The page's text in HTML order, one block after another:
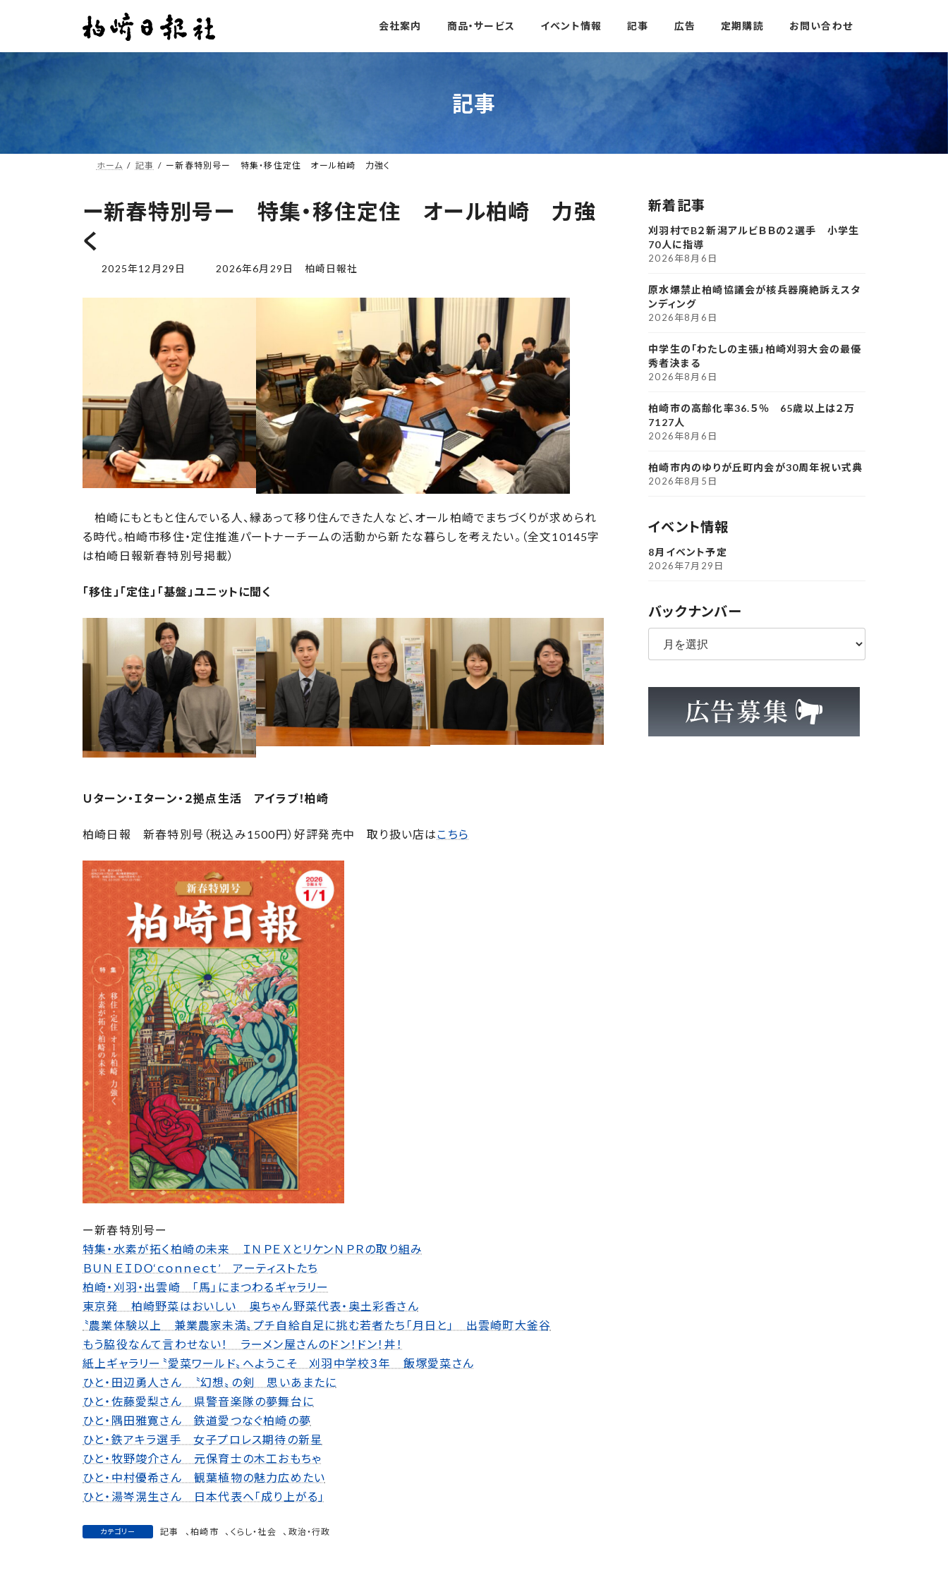
ン
ー
会社案内 商品・サービス イベント情報 記事 広告 定期購読 お問い合わせ
記事
ホーム 記事 ー新春特別号ー 特集・移住定住 オール柏崎 力強く
ー新春特別号ー 特集・移住定住 オール柏崎 力強
く
2025年12月29日
最
更
2026年6月29日 柏崎日報社
柏崎にもともと住んでいる人、縁あって移り住んできた人など、オール柏崎でまちづくりが求められ
る時代。柏崎市移住・定住推進パートナーチームの活動から新たな暮らしを考えたい。（全文10145字
は柏崎日報新春特別号掲載）
「移住」「定住」「基盤」ユニットに聞く
Ｕターン・Ｉターン・２拠点生活 アイラブ！柏崎
柏崎日報 新春特別号（税込み1500円）好評発売中 取り扱い店はこちら
ー新春特別号ー
特集・水素が拓く柏崎の未来 ＩＮＰＥＸとリケンＮＰＲの取り組み
ＢＵＮＥＩＤＯ‘ｃｏｎｎｅｃｔ’ アーティストたち
柏崎・刈羽・出雲崎 「馬」にまつわるギャラリー
東京発 柏崎野菜はおいしい 奥ちゃん野菜代表・奥土彩香さん
〝農業体験以上 兼業農家未満〟プチ自給自足に挑む若者たち「月日と」 出雲崎町大釜谷
もう脇役なんて言わせない！ ラーメン屋さんのドン！ドン！丼！
紙上ギャラリー〝愛菜ワールド〟へようこそ 刈羽中学校３年 飯塚愛菜さん
ひと・田辺勇人さん 〝幻想〟の剣 思いあまたに
ひと・佐藤愛梨さん 県警音楽隊の夢舞台に
ひと・隅田雅寛さん 鉄道愛つなぐ柏崎の夢
ひと・鉄アキラ選手 女子プロレス期待の新星
ひと・牧野竣介さん 元保育士の木工おもちゃ
ひと・中村優希さん 観葉植物の魅力広めたい
ひと・湯岑滉生さん 日本代表へ「成り上がる」
カテゴリー 記事 、柏崎市 、 くらし・社会 、 政治・行政
新着記事
刈羽村でB２新潟アルビＢＢの２選手 小学生
70人に指導
2026年8月6日
原水爆禁止柏崎協議会が核兵器廃絶訴えスタ
ンディング
2026年8月6日
中学生の「わたしの主張」柏崎刈羽大会の最優
秀者決まる
2026年8月6日
柏崎市の高齢化率36.５％ 65歳以上は２万
7127人
2026年8月6日
柏崎市内のゆりが丘町内会が30周年祝い式典
2026年8月5日
イベント情報
8月イベント予定
2026年7月29日
バックナンバー
ア
カ